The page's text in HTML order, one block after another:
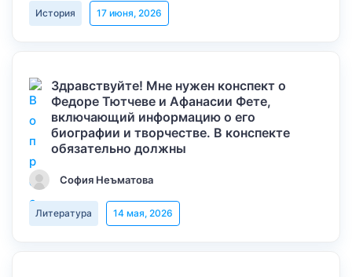
История 17 июня, 2026
Здравствуйте! Мне нужен конспект о
Федоре Тютчеве и Афанасии Фете,
включающий информацию о его
биографии и творчестве. В конспекте
обязательно должны
София Неъматова
Литература 14 мая, 2026